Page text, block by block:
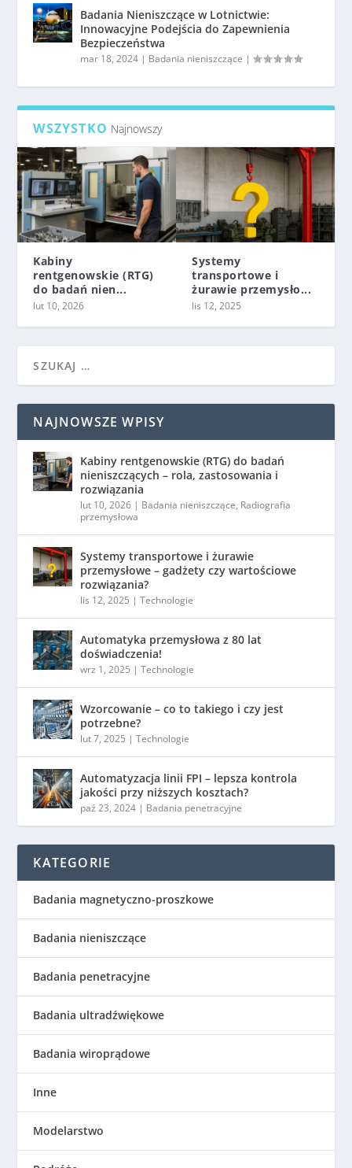
Badania Nieniszczące w Lotnictwie:
Innowacyjne Podejścia do Zapewnienia
Bezpieczeństwa
mar 18, 2024 | Badania nieniszczące |
WSZYSTKO Najnowszy
Kabiny
rentgenowskie (RTG)
do badań nien...
lut 10, 2026
Systemy
transportowe i
żurawie przemysło...
lis 12, 2025
NAJNOWSZE WPISY
Kabiny rentgenowskie (RTG) do badań
nieniszczących – rola, zastosowania i
rozwiązania
lut 10, 2026 | Badania nieniszczące, Radiografia
przemysłowa
Systemy transportowe i żurawie
przemysłowe – gadżety czy wartościowe
rozwiązania?
lis 12, 2025 |Technologie
Automatyka przemysłowa z 80 lat
doświadczenia!
wrz 1, 2025 |Technologie
Wzorcowanie – co to takiego i czy jest
potrzebne?
lut 7, 2025 |Technologie
Automatyzacja linii FPI – lepsza kontrola
jakości przy niższych kosztach?
paź 23, 2024 | Badania penetracyjne
KATEGORIE
Badania magnetyczno-proszkowe
Badania nieniszczące
Badania penetracyjne
Badania ultradźwiękowe
Badania wiroprądowe
Inne
Modelarstwo